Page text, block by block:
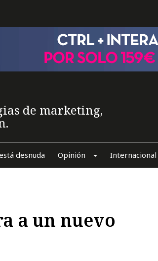
de marketing,
desnuda Opinión Internacional
a un nuevo